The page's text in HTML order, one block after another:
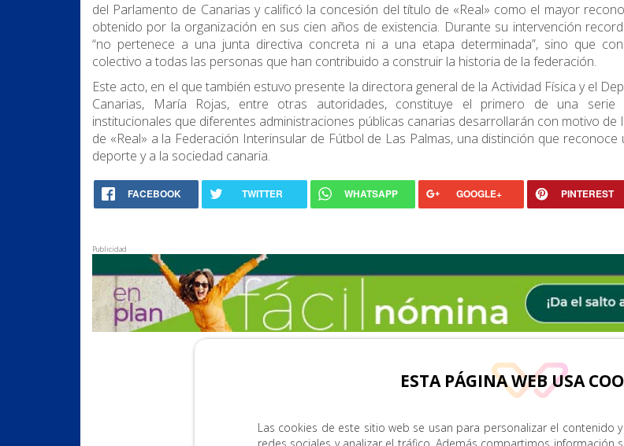
del Parlamento de Canarias y calificó la concesión del título de «Real» como el mayor
obtenido por la organización en sus cien años de existencia. Durante su intervención
“no pertenece a una junta directiva concreta ni a una etapa determinada”, sino que
colectivo a todas las personas que han contribuido a construir la historia de la federación.
Este acto, en el que también estuvo presente la directora general de la Actividad Física y el
Canarias, María Rojas, entre otras autoridades, constituye el primero de una serie
institucionales que diferentes administraciones públicas canarias desarrollarán con motivo de
de «Real» a la Federación Interinsular de Fútbol de Las Palmas, una distinción que reconoce
deporte y a la sociedad canaria.
FACEBOOK TWITTER WHATSAPP GOOGLE+ PINTEREST
Publicidad
ESTA PÁGINA WEB USA
Las cookies de este sitio web se usan para personalizar el contenido